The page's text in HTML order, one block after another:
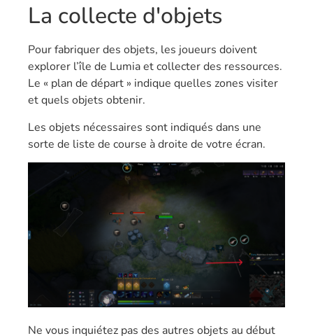
La collecte d'objets
Pour fabriquer des objets, les joueurs doivent
explorer l’île de Lumia et collecter des ressources.
Le « plan de départ » indique quelles zones visiter
et quels objets obtenir.
Les objets nécessaires sont indiqués dans une
sorte de liste de course à droite de votre écran.
Ne vous inquiétez pas des autres objets au début